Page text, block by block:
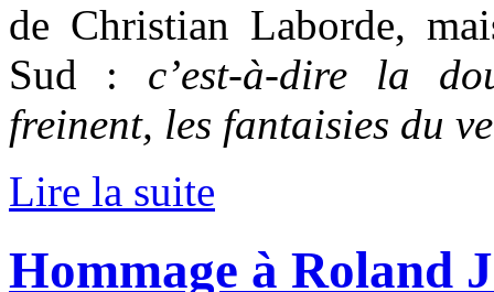
de Christian Laborde,
Sud : c’est-à-dire la
freinent, les fantaisies du
Lire la suite
Hommage à Roland